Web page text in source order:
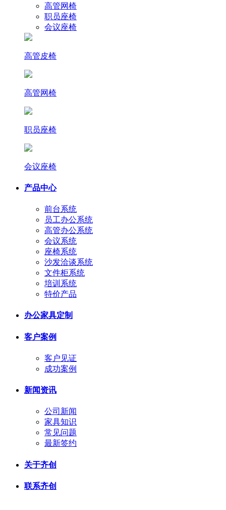
高管网椅
职员座椅
会议座椅
高管皮椅
高管网椅
职员座椅
会议座椅
产品中心
前台系统
员工办公系统
高管办公系统
会议系统
座椅系统
沙发洽谈系统
文件柜系统
培训系统
特价产品
办公家具定制
客户案例
客户见证
成功案例
新闻资讯
公司新闻
家具知识
常见问题
最新签约
关于齐创
联系齐创